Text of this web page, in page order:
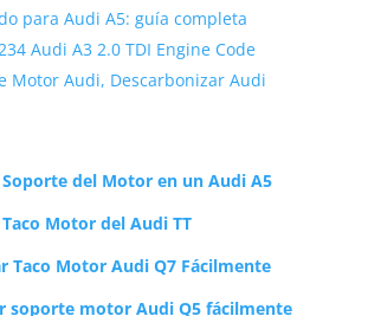
para Audi A5: guía completa
Audi A3 2.0 TDI Engine Code
Motor Audi, Descarbonizar Audi
del Motor en un Audi A5
Motor del Audi TT
Taco Motor Audi Q7 Fácilmente
soporte motor Audi Q5 fácilmente